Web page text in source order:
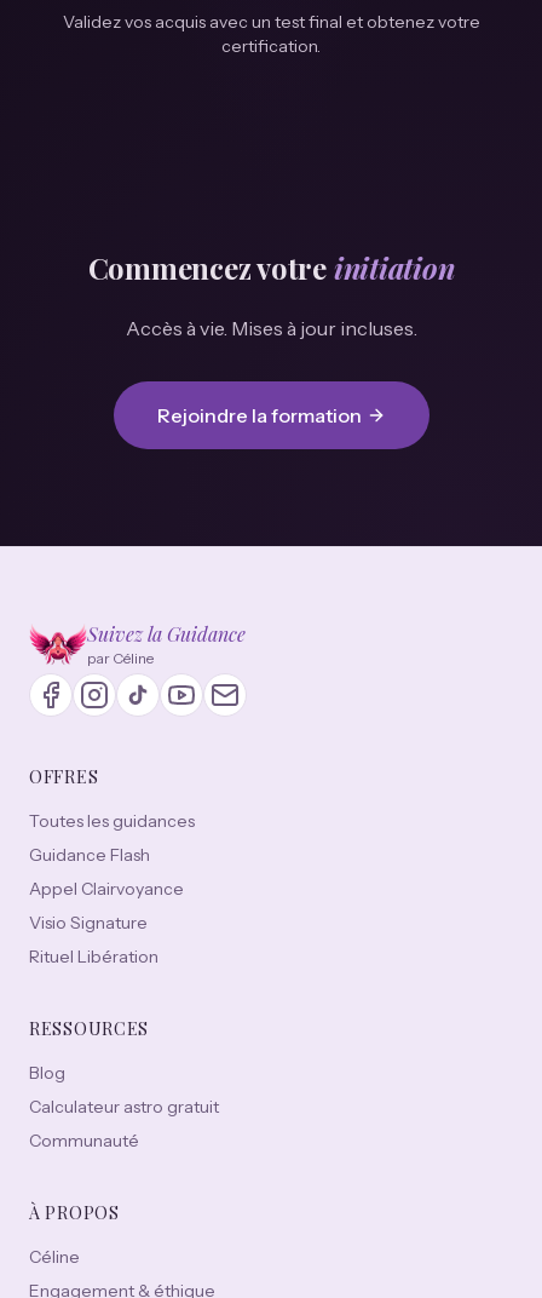
Validez vos acquis avec un test final et obtenez votre
certification.
Commencez votreinitiation
Accès à vie. Mises à jour incluses.
Rejoindre la formation
Suivez la Guidance
par Céline
OFFRES
Toutes les guidances
Guidance Flash
Appel Clairvoyance
Visio Signature
Rituel Libération
RESSOURCES
Blog
Calculateur astro gratuit
Communauté
À PROPOS
Céline
Engagement & éthique